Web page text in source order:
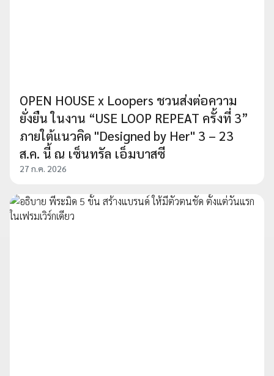
OPEN HOUSE x Loopers ชวนส่งต่อความ
ยั่งยืน ในงาน “USE LOOP REPEAT ครั้งที่ 3”
ภายใต้แนวคิด "Designed by Her" 3 – 23
ส.ค. นี้ ณ เซ็นทรัล เอ็มบาสซี
27 ก.ค. 2026